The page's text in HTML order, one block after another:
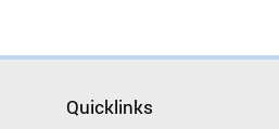
Quicklinks